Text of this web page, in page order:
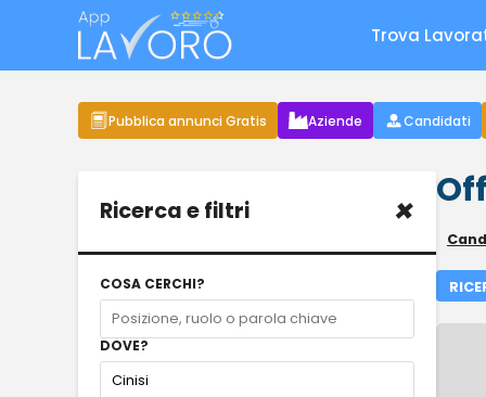
Trova
Pubblica annunci Gratis Aziende Candidati
Ricerca e filtri ×
COSA CERCHI?
DOVE?